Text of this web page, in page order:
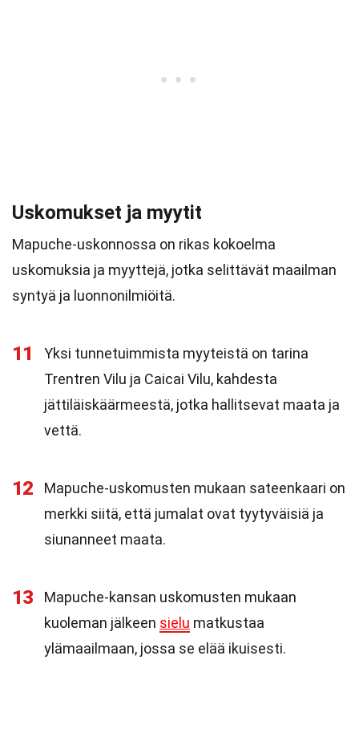
Uskomukset ja myytit
Mapuche-uskonnossa on rikas kokoelma
uskomuksia ja myyttejä, jotka selittävät maailman
syntyä ja luonnonilmiöitä.
11
Yksi tunnetuimmista myyteistä on tarina
Trentren Vilu ja Caicai Vilu, kahdesta
jättiläiskäärmeestä, jotka hallitsevat maata ja
vettä.
12
Mapuche-uskomusten mukaan sateenkaari on
merkki siitä, että jumalat ovat tyytyväisiä ja
siunanneet maata.
13
Mapuche-kansan uskomusten mukaan
kuoleman jälkeen sielu matkustaa
ylämaailmaan, jossa se elää ikuisesti.